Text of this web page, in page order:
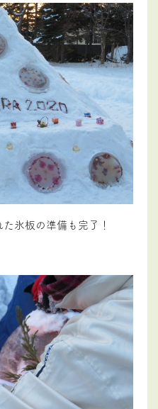
氷板の準備も完了！